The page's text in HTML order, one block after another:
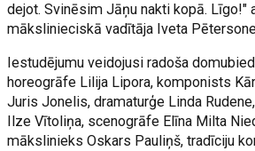
dejot. Svinēsim Jāņu nakti kopā. Līgo!"
mākslinieciskā vadītāja Iveta
Iestudējumu veidojusi radoša
horeogrāfe Lilija Lipora, komponists
Juris Jonelis, dramaturģe Linda
Ilze Vītoliņa, scenogrāfe Elīna Milta
mākslinieks Oskars Pauliņš, tradīciju